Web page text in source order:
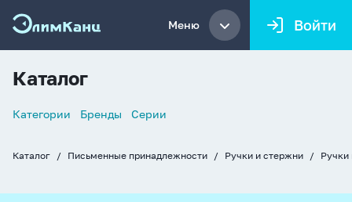
Меню Войти
Каталог
Список
Категории Бренды Серии
Каталог Письменные принадлежности Ручки и стержни